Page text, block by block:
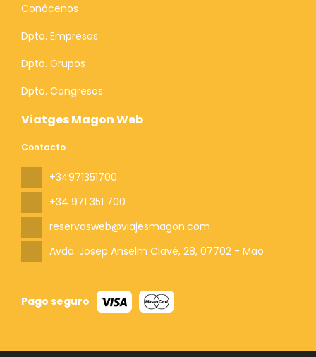
Viatges Magon Web
Contacto
+34971351700
+34 971 351 700
reservasweb@viajesmagon.com
Avda. Josep Anselm Clavé, 28, 07702 - Mao
Pago seguro
Conócenos
Dpto. Empresas
Dpto. Grupos
Dpto. Congresos